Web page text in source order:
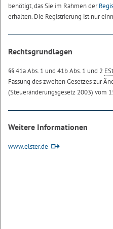
benötigt, das Sie im Rahmen der
erhalten. Die Registrierung ist nur
Rechtsgrundlagen
§§ 41a Abs. 1 und 41b Abs. 1 und 2
Fassung des zweiten Gesetzes zur
(Steueränderungsgesetz 2003) vom
Weitere Informationen
www.elster.de